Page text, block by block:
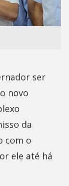
ser
novo
da
com o
ele até há